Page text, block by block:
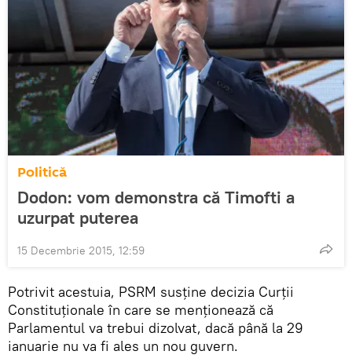
Politică
Dodon: vom demonstra că Timofti a
uzurpat puterea
15 Decembrie 2015, 12:59
Potrivit acestuia, PSRM susține decizia Curții
Constituționale în care se menţionează că
Parlamentul va trebui dizolvat, dacă până la 29
ianuarie nu va fi ales un nou guvern.